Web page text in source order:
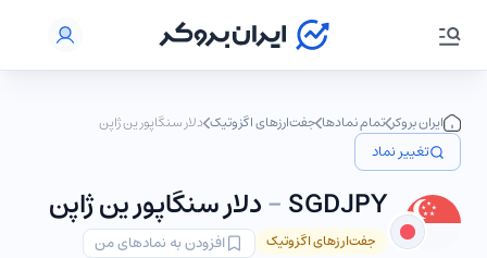
ایران بروکر تمام نمادها جفت‌ارزهای اگزوتیک دلار سنگاپور ین ژاپن
تغییر نماد
SGDJPY
-دلار سنگاپور ین ژاپن
جفت‌ارزهای اگزوتیک افزودن به نمادهای من